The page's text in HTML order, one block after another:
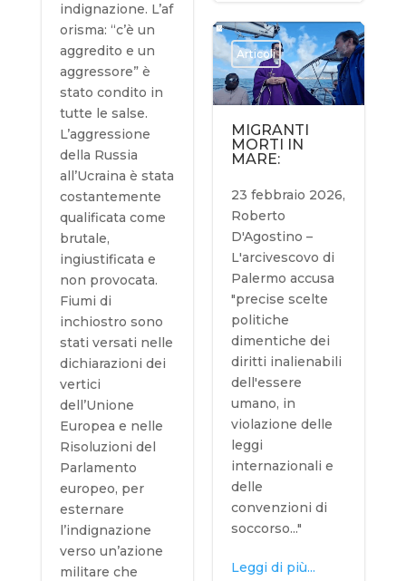
indignazione. L’af
orisma: “c’è un
aggredito e un
aggressore” è
stato condito in
tutte le salse.
L’aggressione
della Russia
all’Ucraina è stata
costantemente
qualificata come
brutale,
ingiustificata e
non provocata.
Fiumi di
inchiostro sono
stati versati nelle
dichiarazioni dei
vertici
dell’Unione
Europea e nelle
Risoluzioni del
Parlamento
europeo, per
esternare
l’indignazione
verso un’azione
militare che
Articoli
MIGRANTI
MORTI IN
MARE:
23 febbraio 2026,
Roberto
D'Agostino –
L'arcivescovo di
Palermo accusa
"precise scelte
politiche
dimentiche dei
diritti inalienabili
dell'essere
umano, in
violazione delle
leggi
internazionali e
delle
convenzioni di
soccorso..."
Leggi di più...